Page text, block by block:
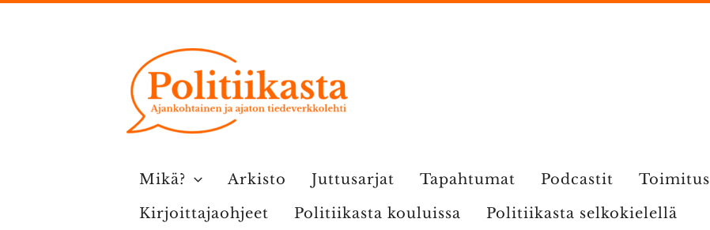
Mikä? Arkisto Juttusarjat Tapahtumat Podcastit Toimitus
Kirjoittajaohjeet
Politiikasta kouluissa Politiikasta selkokielellä